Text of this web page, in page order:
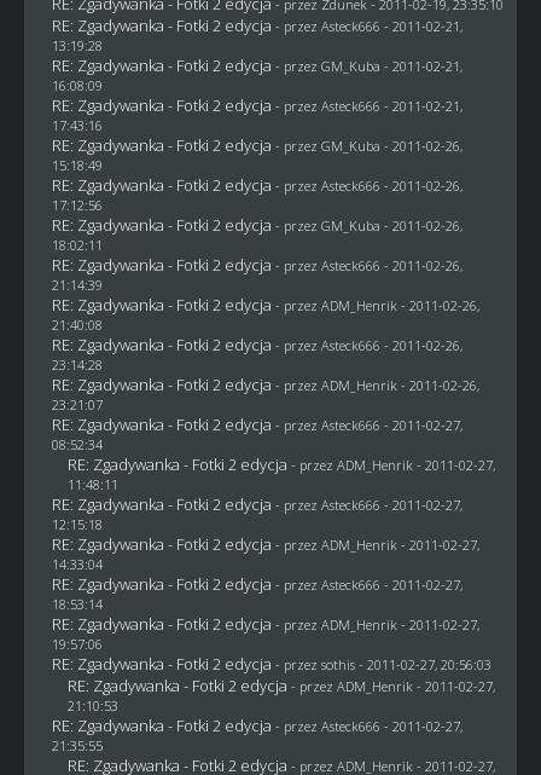
- przez Zdunek - 2011-02-19, 23:35:10
RE: Zgadywanka - Fotki 2 edycja - przez Asteck666 - 2011-02-21,
13:19:28
RE: Zgadywanka - Fotki 2 edycja - przez GM_Kuba - 2011-02-21,
16:08:09
RE: Zgadywanka - Fotki 2 edycja - przez Asteck666 - 2011-02-21,
17:43:16
RE: Zgadywanka - Fotki 2 edycja - przez GM_Kuba - 2011-02-26,
15:18:49
RE: Zgadywanka - Fotki 2 edycja - przez Asteck666 - 2011-02-26,
17:12:56
RE: Zgadywanka - Fotki 2 edycja - przez GM_Kuba - 2011-02-26,
18:02:11
RE: Zgadywanka - Fotki 2 edycja - przez Asteck666 - 2011-02-26,
21:14:39
RE: Zgadywanka - Fotki 2 edycja - przez ADM_Henrik - 2011-02-26,
21:40:08
RE: Zgadywanka - Fotki 2 edycja - przez Asteck666 - 2011-02-26,
23:14:28
RE: Zgadywanka - Fotki 2 edycja - przez ADM_Henrik - 2011-02-26,
23:21:07
RE: Zgadywanka - Fotki 2 edycja - przez Asteck666 - 2011-02-27,
08:52:34
RE: Zgadywanka - Fotki 2 edycja - przez ADM_Henrik - 2011-02-27,
11:48:11
RE: Zgadywanka - Fotki 2 edycja - przez Asteck666 - 2011-02-27,
12:15:18
RE: Zgadywanka - Fotki 2 edycja - przez ADM_Henrik - 2011-02-27,
14:33:04
RE: Zgadywanka - Fotki 2 edycja - przez Asteck666 - 2011-02-27,
18:53:14
RE: Zgadywanka - Fotki 2 edycja - przez ADM_Henrik - 2011-02-27,
19:57:06
RE: Zgadywanka - Fotki 2 edycja - przez sothis- 2011-02-27, 20:56:03
RE: Zgadywanka - Fotki 2 edycja - przez ADM_Henrik - 2011-02-27,
21:10:53
RE: Zgadywanka - Fotki 2 edycja - przez Asteck666 - 2011-02-27,
21:35:55
RE: Zgadywanka - Fotki 2 edycja - przez ADM_Henrik - 2011-02-27,